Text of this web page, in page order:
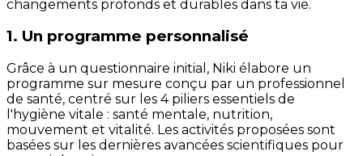
changements profonds et durables dans ta vie.
1. Un programme personnalisé
Grâce à un questionnaire initial, Niki élabore un
programme sur mesure conçu par un professionnel
de santé, centré sur les 4 piliers essentiels de
l'hygiène vitale : santé mentale, nutrition,
mouvement et vitalité. Les activités proposées sont
basées sur les dernières avancées scientifiques pour